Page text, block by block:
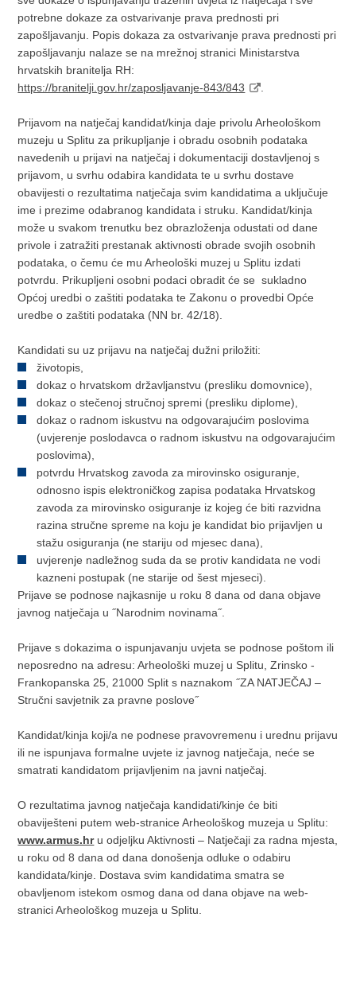
potrebne dokaze za ostvarivanje prava prednosti pri
zapošljavanju. Popis dokaza za ostvarivanje prava prednosti pri
zapošljavanju nalaze se na mrežnoj stranici Ministarstva
hrvatskih branitelja RH:
https://branitelji.gov.hr/zaposljavanje-843/843
Prijavom na natječaj kandidat/kinja daje privolu Arheološkom
muzeju u Splitu za prikupljanje i obradu osobnih podataka
navedenih u prijavi na natječaj i dokumentaciji dostavljenoj s
prijavom, u svrhu odabira kandidata te u svrhu dostave
obavijesti o rezultatima natječaja svim kandidatima a uključuje
ime i prezime odabranog kandidata i struku. Kandidat/kinja
može u svakom trenutku bez obrazloženja odustati od dane
privole i zatražiti prestanak aktivnosti obrade svojih osobnih
podataka, o čemu će mu Arheološki muzej u Splitu izdati
potvrdu. Prikupljeni osobni podaci obradit će se sukladno
Općoj uredbi o zaštiti podataka te Zakonu o provedbi Opće
uredbe o zaštiti podataka (NN br. 42/18).
Kandidati su uz prijavu na natječaj dužni priložiti:
životopis,
dokaz o hrvatskom državljanstvu (presliku domovnice),
dokaz o stečenoj stručnoj spremi (presliku diplome),
dokaz o radnom iskustvu na odgovarajućim poslovima
(uvjerenje poslodavca o radnom iskustvu na odgovarajućim
poslovima),
potvrdu Hrvatskog zavoda za mirovinsko osiguranje,
odnosno ispis elektroničkog zapisa podataka Hrvatskog
zavoda za mirovinsko osiguranje iz kojeg će biti razvidna
razina stručne spreme na koju je kandidat bio prijavljen u
stažu osiguranja (ne stariju od mjesec dana),
uvjerenje nadležnog suda da se protiv kandidata ne vodi
kazneni postupak (ne starije od šest mjeseci).
Prijave se podnose najkasnije u roku 8 dana od dana objave
javnog natječaja u ˝Narodnim novinama˝.
Prijave s dokazima o ispunjavanju uvjeta se podnose poštom ili
neposredno na adresu: Arheološki muzej u Splitu, Zrinsko -
Frankopanska 25, 21000 Split s naznakom ˝ZA NATJEČAJ –
Stručni savjetnik za pravne poslove˝
Kandidat/kinja koji/a ne podnese pravovremenu i urednu prijavu
ili ne ispunjava formalne uvjete iz javnog natječaja, neće se
smatrati kandidatom prijavljenim na javni natječaj.
O rezultatima javnog natječaja kandidati/kinje će biti
obaviješteni putem web-stranice Arheološkog muzeja u Splitu:
www.armus.hru odjeljku Aktivnosti – Natječaji za radna mjesta,
u roku od 8 dana od dana donošenja odluke o odabiru
kandidata/kinje. Dostava svim kandidatima smatra se
obavljenom istekom osmog dana od dana objave na web-
stranici Arheološkog muzeja u Splitu.